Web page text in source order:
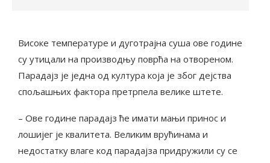
Високе температуре и дуготрајна суша ове године
су утицали на производњу поврћа на отвореном.
Парадајз је једна од култура која је због дејства
спољашњих фактора претрпела велике штете.
– Ове године парадајз ће имати мањи принос и
лошијег је квалитета. Великим врућинама и
недостатку влаге код парадајза придружили су се